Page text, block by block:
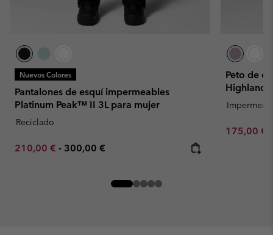
Nuevos Colores
Pantalones de esquí impermeables
Platinum Peak™ II 3L para mujer
Reciclado
Minimum sale price:
210,00 € - Maximum price:
300,00 €
Peto de
Highland
Sale price:
175,00 €